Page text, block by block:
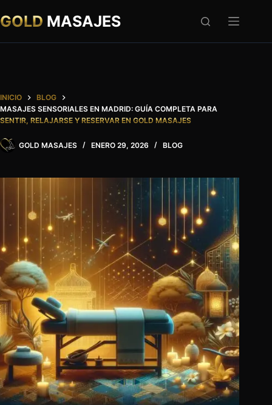
al
contenido
GOLD MASAJES
INICIO
BLOG
MASAJES SENSORIALES EN MADRID: GUÍA COMPLETA PARA
SENTIR, RELAJARSE Y RESERVAR EN GOLD MASAJES
GOLD MASAJES ENERO 29, 2026 BLOG